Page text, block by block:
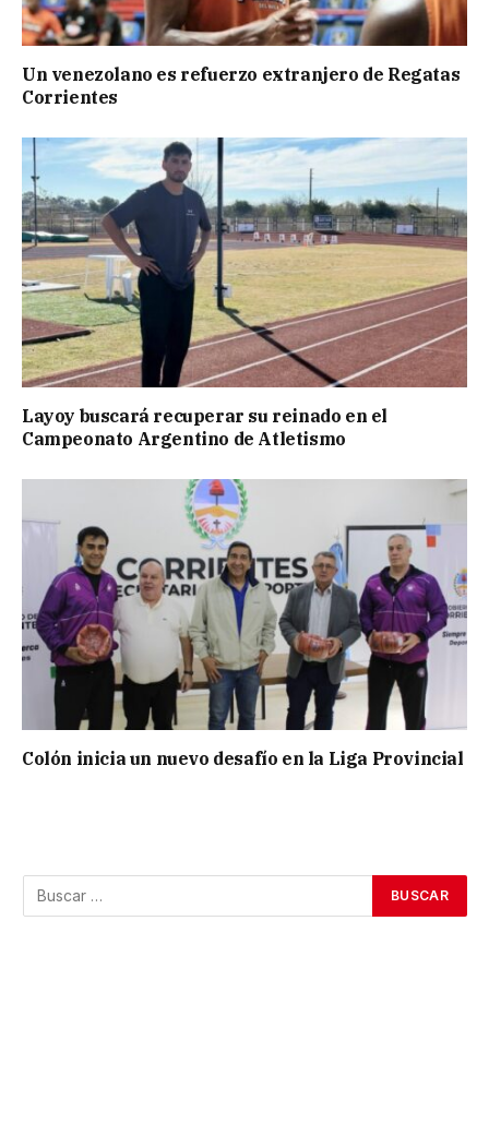
Un venezolano es refuerzo extranjero de Regatas
Corrientes
Layoy buscará recuperar su reinado en el
Campeonato Argentino de Atletismo
Colón inicia un nuevo desafío en la Liga Provincial